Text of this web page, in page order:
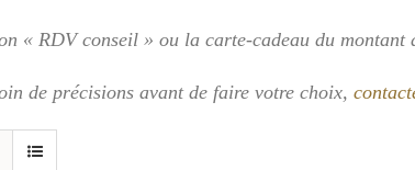
« RDV conseil » ou la carte-cadeau du montant
de précisions avant de faire votre choix,